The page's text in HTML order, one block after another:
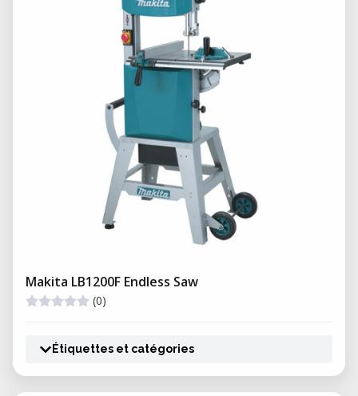
Makita LB1200F Endless Saw
(0)
Étiquettes et catégories